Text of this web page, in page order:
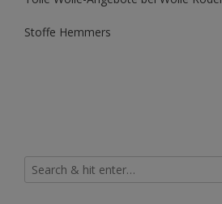
Stoffe Hemmers